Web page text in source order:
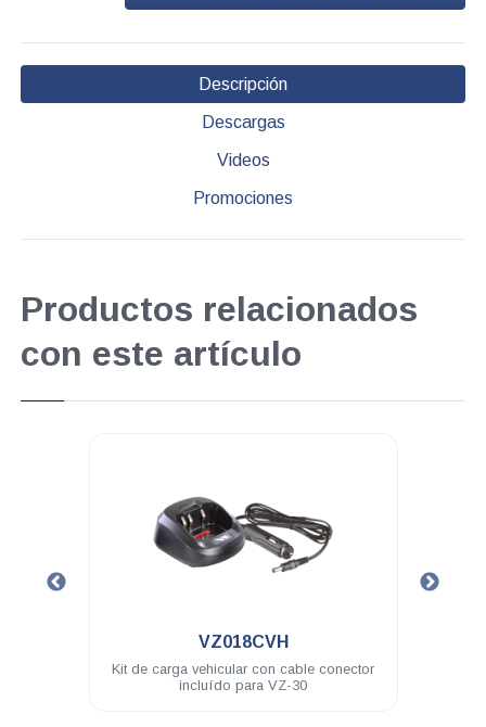
Descripción
Descargas
Videos
Promociones
Productos relacionados
con este artículo
VZ018CVH
Kit de carga vehicular con cable conector
incluído para VZ-30